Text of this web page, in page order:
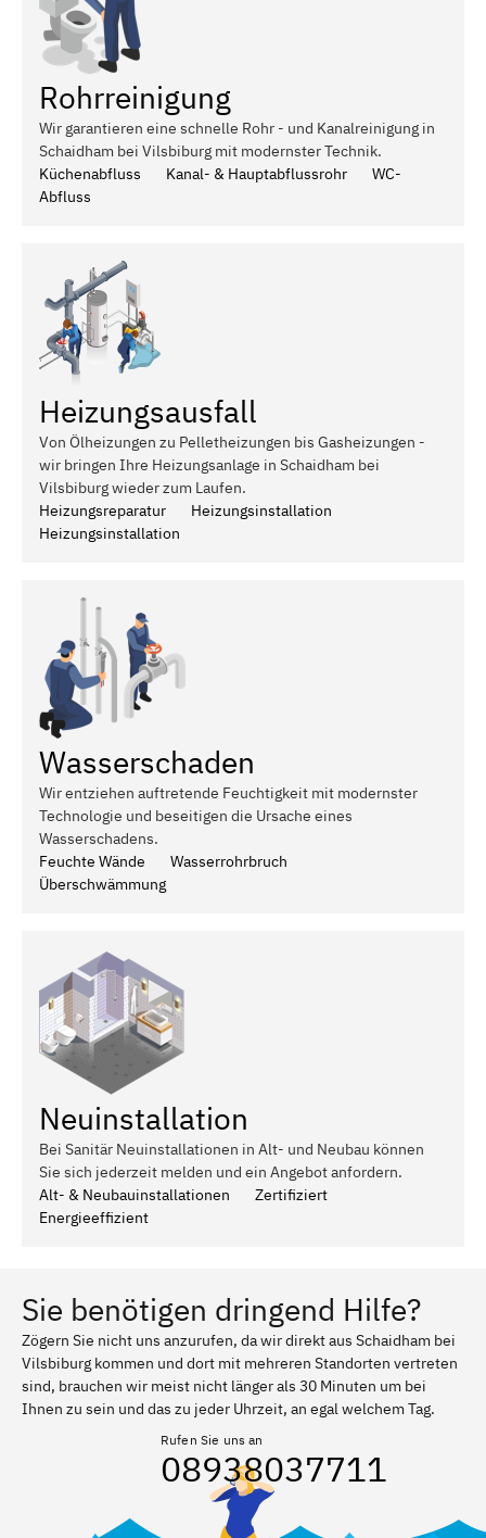
Rohrreinigung
Wir garantieren eine schnelle Rohr - und Kanalreinigung in
Schaidham bei Vilsbiburg mit modernster Technik.
Küchenabfluss
Kanal- & Hauptabflussrohr
WC-
Abfluss
Heizungsausfall
Von Ölheizungen zu Pelletheizungen bis Gasheizungen -
wir bringen Ihre Heizungsanlage in Schaidham bei
Vilsbiburg wieder zum Laufen.
Heizungsreparatur
Heizungsinstallation
Heizungsinstallation
Wasserschaden
Wir entziehen auftretende Feuchtigkeit mit modernster
Technologie und beseitigen die Ursache eines
Wasserschadens.
Feuchte Wände
Wasserrohrbruch
Überschwämmung
Neuinstallation
Bei Sanitär Neuinstallationen in Alt- und Neubau können
Sie sich jederzeit melden und ein Angebot anfordern.
Alt- & Neubauinstallationen
Zertifiziert
Energieeffizient
Sie benötigen dringend Hilfe?
Zögern Sie nicht uns anzurufen, da wir direkt aus Schaidham bei
Vilsbiburg kommen und dort mit mehreren Standorten vertreten
sind, brauchen wir meist nicht länger als 30 Minuten um bei
Ihnen zu sein und das zu jeder Uhrzeit, an egal welchem Tag.
Rufen Sie uns an
08938037711